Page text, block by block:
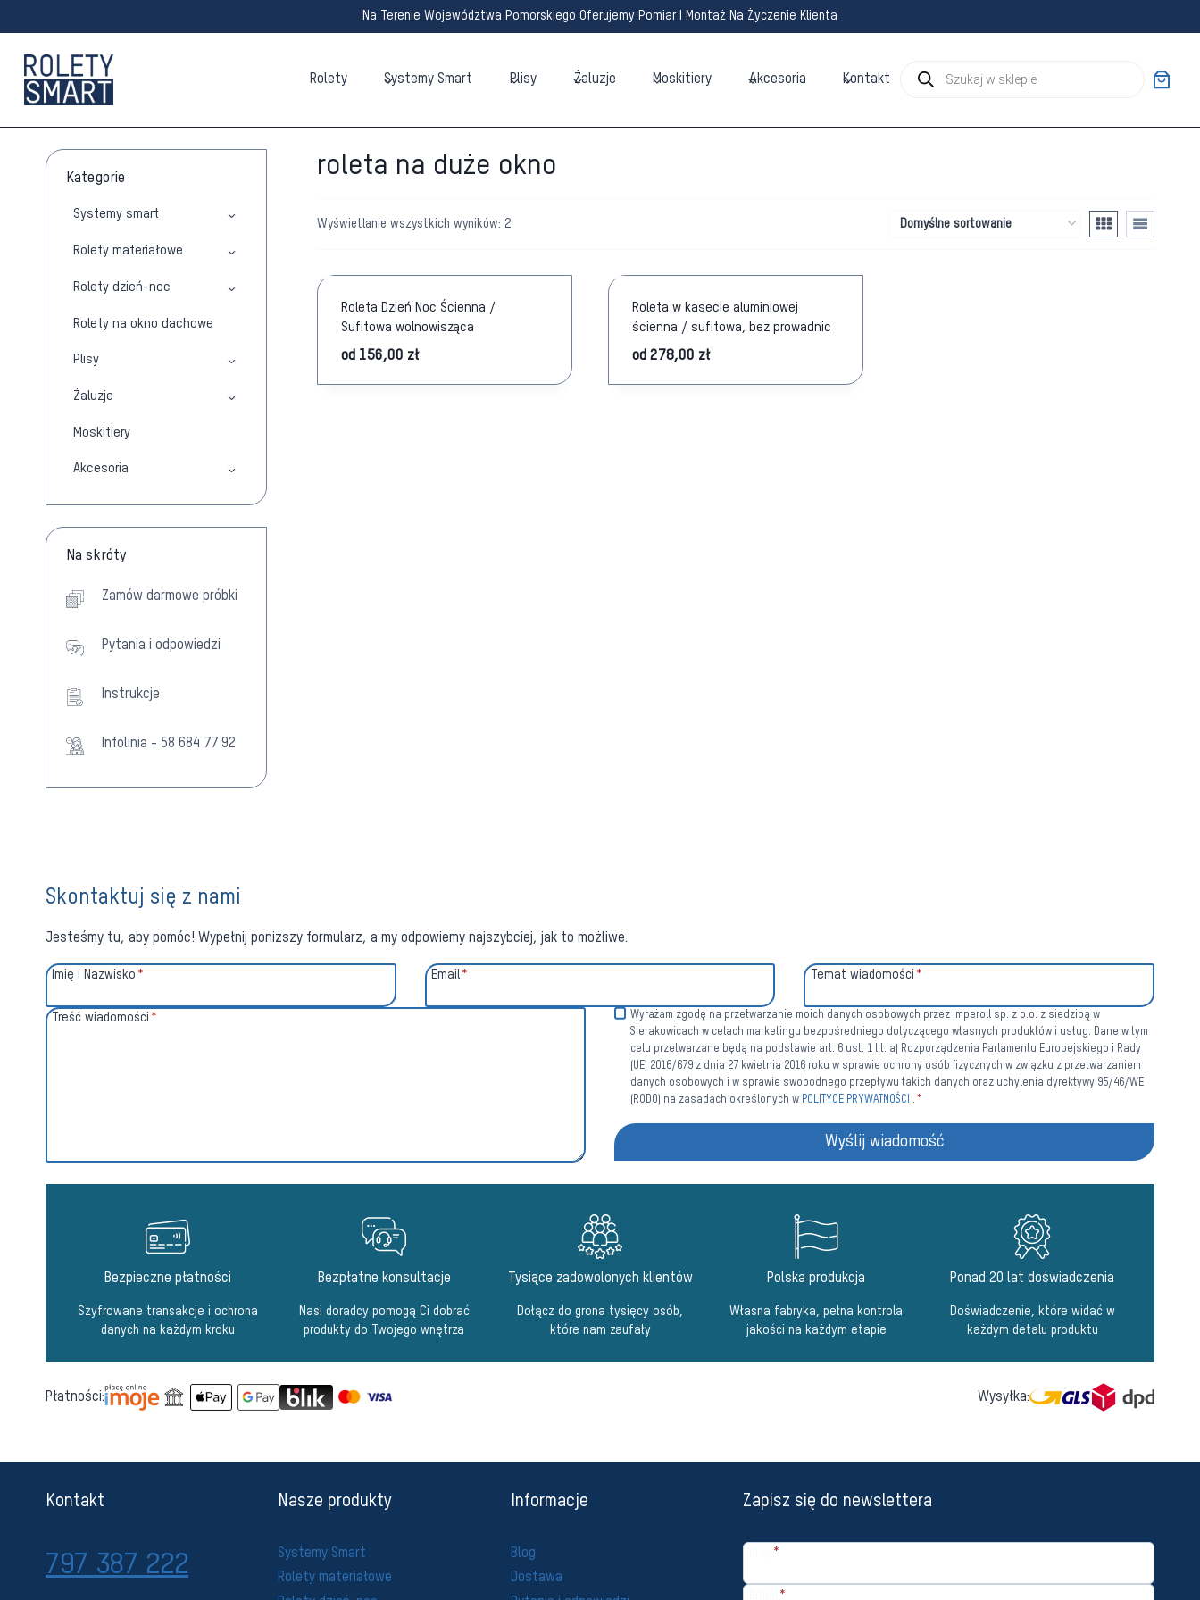
do
treści
Na Terenie Województwa Pomorskiego Oferujemy Pomiar I Montaż Na Życzenie Klienta
Rolety Systemy Smart Plisy Żaluzje Moskitiery Akcesoria Kontakt
Wyszukiwarka
produktów
roleta na duże okno
Wyświetlanie wszystkich wyników: 2
Roleta Dzień Noc Ścienna /
Sufitowa wolnowisząca
od 156,00 zł
Roleta w kasecie aluminiowej
ścienna / sufitowa, bez prowadnic
od 278,00 zł
Kategorie
Systemy smart
Rolety materiałowe
Rolety dzień-noc
Rolety na okno dachowe
Plisy
Żaluzje
Moskitiery
Akcesoria
Na skróty
Zamów darmowe próbki
Pytania i odpowiedzi
Instrukcje
Infolinia - 58 684 77 92
Skontaktuj się z nami
Jesteśmy tu, aby pomóc! Wypełnij poniższy formularz, a my odpowiemy najszybciej, jak to możliwe.
Imię i Nazwisko * Email * Temat wiadomości *
Treść wiadomości *
Wyrażam zgodę na przetwarzanie moich danych osobowych przez Imperoll sp. z o.o. z siedzibą w
Sierakowicach w celach marketingu bezpośredniego dotyczącego własnych produktów i usług. Dane w tym
celu przetwarzane będą na podstawie art. 6 ust. 1 lit. a) Rozporządzenia Parlamentu Europejskiego i Rady
(UE) 2016/679 z dnia 27 kwietnia 2016 roku w sprawie ochrony osób fizycznych w związku z przetwarzaniem
danych osobowych i w sprawie swobodnego przepływu takich danych oraz uchylenia dyrektywy 95/46/WE
(RODO) na zasadach określonych w POLITYCE PRYWATNOŚCI . *
Wyślij wiadomość
Bezpieczne płatności
Szyfrowane transakcje i ochrona
danych na każdym kroku
Bezpłatne konsultacje
Nasi doradcy pomogą Ci dobrać
produkty do Twojego wnętrza
Tysiące zadowolonych klientów
Dołącz do grona tysięcy osób,
które nam zaufały
Polska produkcja
Własna fabryka, pełna kontrola
jakości na każdym etapie
Ponad 20 lat doświadczenia
Doświadczenie, które widać w
każdym detalu produktu
Płatności: Wysyłka:
Kontakt
797 387 222
Nasze produkty
Systemy Smart
Rolety materiałowe
Informacje
Blog
Dostawa
Zapisz się do newslettera
*
*